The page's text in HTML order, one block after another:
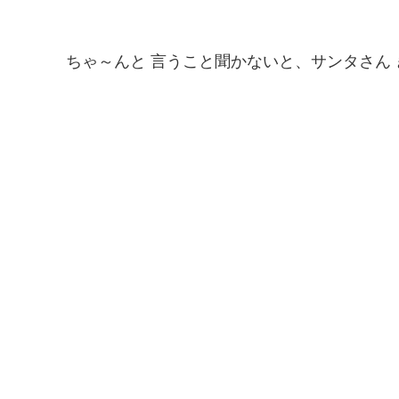
ちゃ～んと 言うこと聞かないと、サンタさん